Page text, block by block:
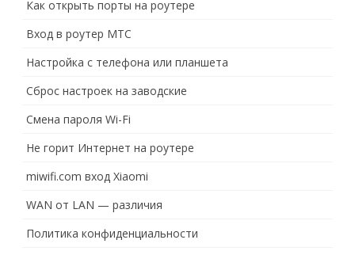
Как открыть порты на роутере
Вход в роутер МТС
Настройка с телефона или планшета
Сброс настроек на заводские
Смена пароля Wi-Fi
Не горит Интернет на роутере
miwifi.com вход Xiaomi
WAN от LAN — различия
Политика конфиденциальности